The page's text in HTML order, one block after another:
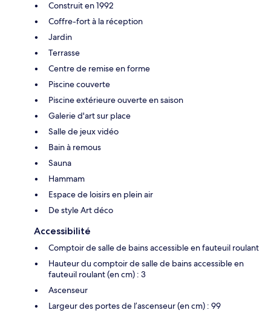
Construit en 1992
Coffre-fort à la réception
Jardin
Terrasse
Centre de remise en forme
Piscine couverte
Piscine extérieure ouverte en saison
Galerie d'art sur place
Salle de jeux vidéo
Bain à remous
Sauna
Hammam
Espace de loisirs en plein air
De style Art déco
Accessibilité
Comptoir de salle de bains accessible en fauteuil roulant
Hauteur du comptoir de salle de bains accessible en
fauteuil roulant (en cm) : 3
Ascenseur
Largeur des portes de l’ascenseur (en cm) : 99